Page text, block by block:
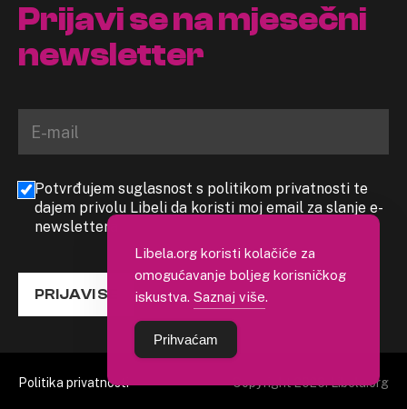
Prijavi se na mjesečni
newsletter
Potvrđujem suglasnost s politikom privatnosti te
dajem privolu Libeli da koristi moj email za slanje e-
newslettera
PRIJAVI SE
Politika privatnosti Copyright 2026. Libela.org
Libela.org koristi kolačiće za
omogućavanje boljeg korisničkog
iskustva. Saznaj više.
Prihvaćam